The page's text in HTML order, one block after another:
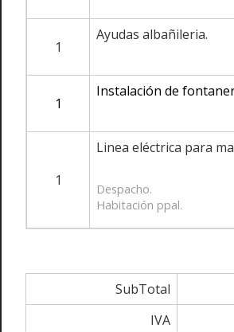
1
Ayudas albañileria.
1
Instalación de
1
Linea eléctrica para
Despacho.
Habitación ppal.
SubTotal
IVA